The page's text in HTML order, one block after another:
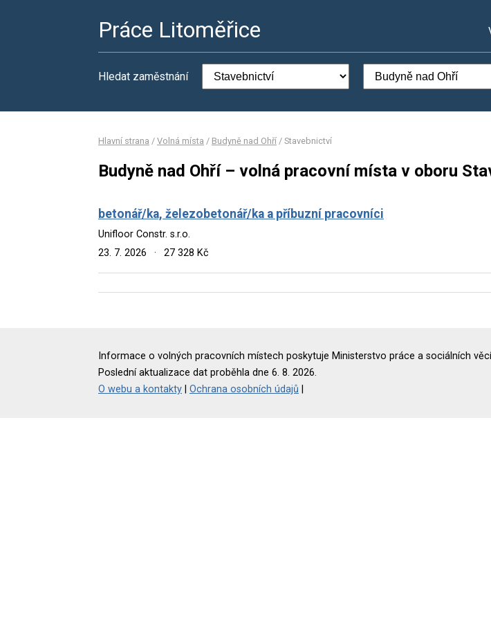
Práce Litoměřice
Hledat zaměstnání
Hlavní strana / Volná místa / Budyně nad Ohří / Stavebnictví
Budyně nad Ohří – volná pracovní místa v oboru
betonář/ka, železobetonář/ka a příbuzní pracovníci
Unifloor Constr. s.r.o.
23. 7. 2026
· 27 328 Kč
Informace o volných pracovních místech poskytuje Ministerstvo práce a sociálních věcí
Poslední aktualizace dat proběhla dne 6. 8. 2026.
O webu a kontakty
Ochrana osobních údajů